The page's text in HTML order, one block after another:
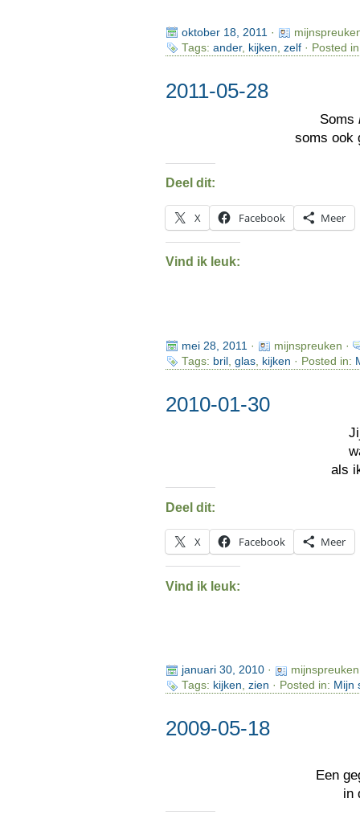
oktober 18, 2011 ·
Tags: ander, kijken zelf· Posted
2011-05-28
Soms
soms ook
Deel dit:
X Facebook Meer
Vind ik leuk:
mei 28, 2011·
mijnspreuken ·
Tags: bril , glas, kijken · Posted in:
2010-01-30
als
Deel dit:
X Facebook Meer
Vind ik leuk:
januari 30, 2010·
Tags: kijken, zien · Posted in: Mijn
2009-05-18
Een
in